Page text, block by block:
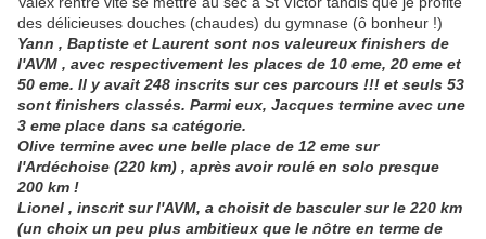
des délicieuses douches (chaudes) du gymnase (ô bonheur !)
Yann , Baptiste et Laurent sont nos valeureux finishers de
l'AVM , avec respectivement les places de 10 eme, 20 eme et
50 eme. Il y avait 248 inscrits sur ces parcours !!! et seuls 53
sont finishers classés. Parmi eux, Jacques termine avec une
3 eme place dans sa catégorie.
Olive termine avec une belle place de 12 eme sur
l'Ardéchoise (220 km) , après avoir roulé en solo presque
200 km !
Lionel , inscrit sur l'AVM, a choisit de basculer sur le 220 km
(un choix un peu plus ambitieux que le nôtre en terme de